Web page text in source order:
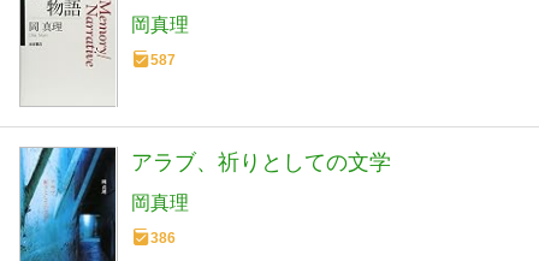
岡真理
587
アラブ、祈りとしての文学
岡真理
386